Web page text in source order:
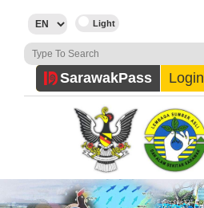
SarawakPass Login